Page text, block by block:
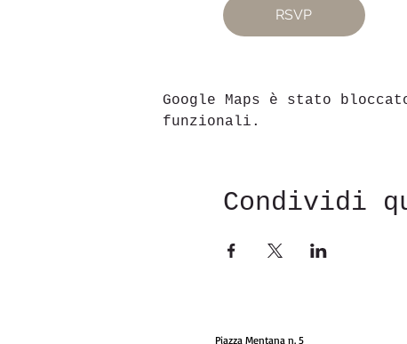
RSVP
Google Maps è stato
funzionali.
Condividi
Piazza Mentana n. 5